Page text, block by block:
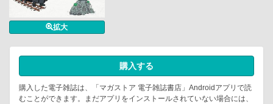
拡大
購入する
購入した電子雑誌は、「マガストア 電子雑誌書店」Androidアプリで読
むことができます。まだアプリをインストールされていない場合には、